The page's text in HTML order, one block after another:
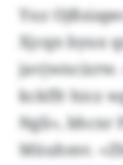
Yuz
Xjcqn byux
javjwncizrw.
kckffr hicz
Ngli», bhcxr
Müuhmv.